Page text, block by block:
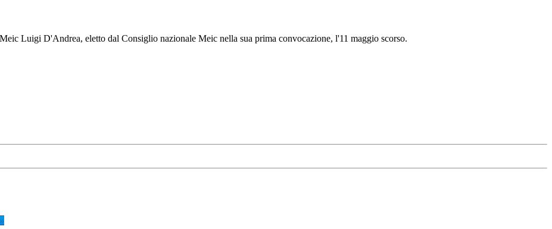
Luigi D'Andrea, eletto dal Consiglio nazionale Meic nella sua prima convocazione, l'11 maggio scorso.
»